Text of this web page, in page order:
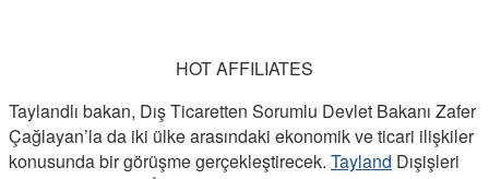
HOT AFFILIATES
Taylandlı bakan, Dış Ticaretten Sorumlu Devlet Bakanı Zafer
Çağlayan’la da iki ülke arasındaki ekonomik ve ticari ilişkiler
konusunda bir görüşme gerçekleştirecek. Tayland Dışişleri